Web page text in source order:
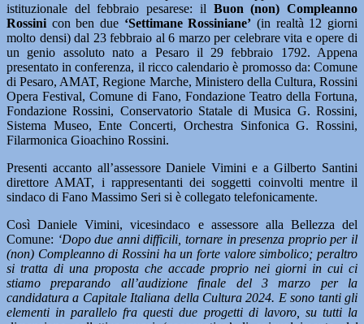
istituzionale del febbraio pesarese: il Buon (non) Compleanno
Rossini con ben due ‘Settimane Rossiniane’ (in realtà 12 giorni
molto densi) dal 23 febbraio al 6 marzo per celebrare vita e opere di
un genio assoluto nato a Pesaro il 29 febbraio 1792. Appena
presentato in conferenza, il ricco calendario è promosso da: Comune
di Pesaro, AMAT, Regione Marche, Ministero della Cultura, Rossini
Opera Festival, Comune di Fano, Fondazione Teatro della Fortuna,
Fondazione Rossini, Conservatorio Statale di Musica G. Rossini,
Sistema Museo, Ente Concerti, Orchestra Sinfonica G. Rossini,
Filarmonica Gioachino Rossini.
Presenti accanto all’assessore Daniele Vimini e a Gilberto Santini
direttore AMAT, i rappresentanti dei soggetti coinvolti mentre il
sindaco di Fano Massimo Seri si è collegato telefonicamente.
Così Daniele Vimini, vicesindaco e assessore alla Bellezza del
Comune: ‘Dopo due anni difficili, tornare in presenza proprio per il
(non) Compleanno di Rossini ha un forte valore simbolico; peraltro
si tratta di una proposta che accade proprio nei giorni in cui ci
stiamo preparando all’audizione finale del 3 marzo per la
candidatura a Capitale Italiana della Cultura 2024. E sono tanti gli
elementi in parallelo fra questi due progetti di lavoro, su tutti la